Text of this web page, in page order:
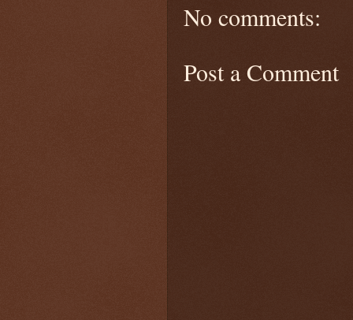
No comments:
Post a Comment